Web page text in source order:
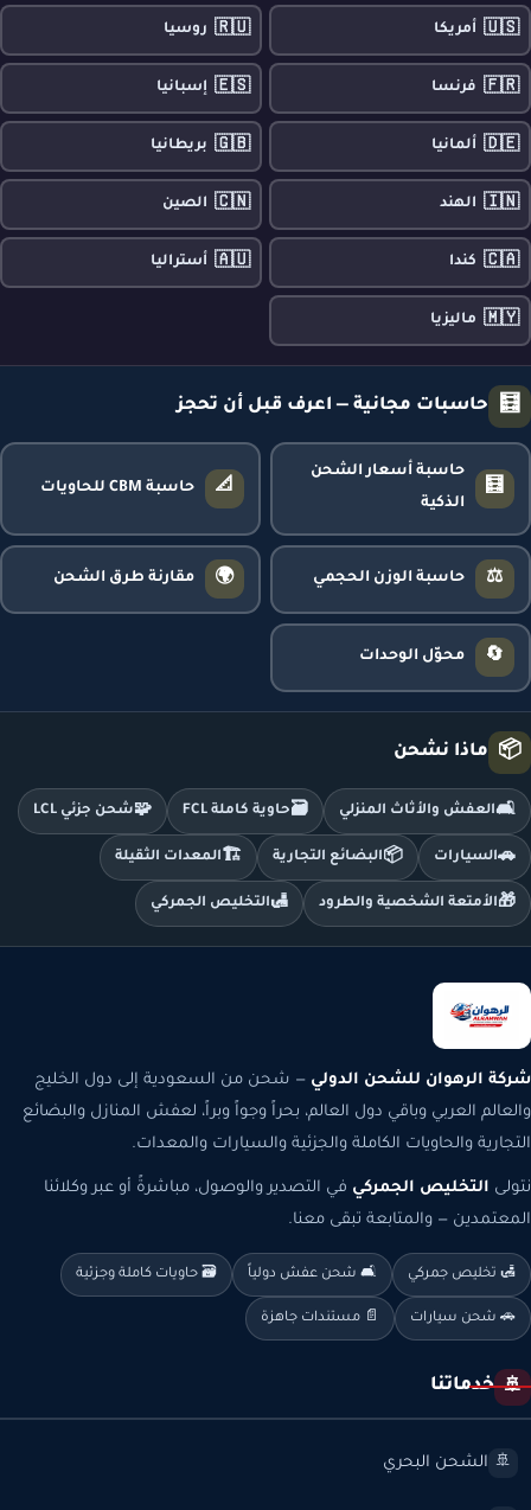
🇺🇸 أمريكا 🇷🇺 روسيا
🇫🇷 فرنسا 🇪🇸 إسبانيا
🇩🇪 ألمانيا 🇬🇧 بريطانيا
🇮🇳 الهند 🇨🇳 الصين
🇨🇦 كندا 🇦🇺 أستراليا
🇲🇾 ماليزيا
🧮 حاسبات مجانية — اعرف قبل أن تحجز
🧮
حاسبة أسعار الشحن
الذكية
📐 حاسبة CBM للحاويات
⚖️ حاسبة الوزن الحجمي 🌍 مقارنة طرق الشحن
🔄 محوّل الوحدات
📦 ماذا نشحن
🛋️العفش والأثاث المنزلي 🗃️حاوية كاملة FCL 🧩شحن جزئي LCL
🚗السيارات 📦البضائع التجارية 🏗️ المعدات الثقيلة
🎁الأمتعة الشخصية والطرود 🛃التخليص الجمركي
شركة الرهوان للشحن الدولي — شحن من السعودية إلى دول الخليج
والعالم العربي وباقي دول العالم، بحراً وجواً وبراً، لعفش المنازل والبضائع
التجارية والحاويات الكاملة والجزئية والسيارات والمعدات.
نتولى التخليص الجمركي في التصدير والوصول، مباشرةً أو عبر وكلائنا
المعتمدين — والمتابعة تبقى معنا.
🛃 تخليص جمركي 🛋️ شحن عفش دولياً 🗃️ حاويات كاملة وجزئية
🚗 شحن سيارات 📄 مستندات جاهزة
🚢 خدماتنا
🚢 الشحن البحري